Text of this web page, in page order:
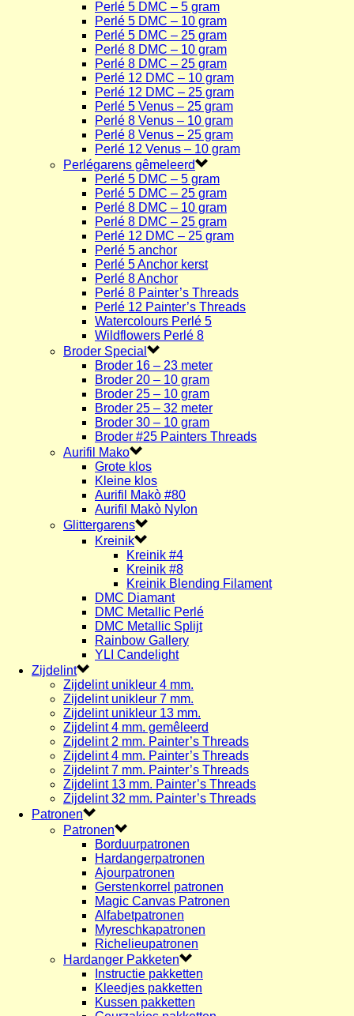
Perlé 5 DMC – 5 gram
Perlé 5 DMC – 10 gram
Perlé 5 DMC – 25 gram
Perlé 8 DMC – 10 gram
Perlé 8 DMC – 25 gram
Perlé 12 DMC – 10 gram
Perlé 12 DMC – 25 gram
Perlé 5 Venus – 25 gram
Perlé 8 Venus – 10 gram
Perlé 8 Venus – 25 gram
Perlé 12 Venus – 10 gram
Perlégarens gêmeleerd
Perlé 5 DMC – 5 gram
Perlé 5 DMC – 25 gram
Perlé 8 DMC – 10 gram
Perlé 8 DMC – 25 gram
Perlé 12 DMC – 25 gram
Perlé 5 anchor
Perlé 5 Anchor kerst
Perlé 8 Anchor
Perlé 8 Painter’s Threads
Perlé 12 Painter’s Threads
Watercolours Perlé 5
Wildflowers Perlé 8
Broder Special
Broder 16 – 23 meter
Broder 20 – 10 gram
Broder 25 – 10 gram
Broder 25 – 32 meter
Broder 30 – 10 gram
Broder #25 Painters Threads
Aurifil Mako
Grote klos
Kleine klos
Aurifil Makò #80
Aurifil Makò Nylon
Glittergarens
Kreinik
Kreinik #4
Kreinik #8
Kreinik Blending Filament
DMC Diamant
DMC Metallic Perlé
DMC Metallic Splijt
Rainbow Gallery
YLI Candelight
Zijdelint
Zijdelint unikleur 4 mm.
Zijdelint unikleur 7 mm.
Zijdelint unikleur 13 mm.
Zijdelint 4 mm. gemêleerd
Zijdelint 2 mm. Painter’s Threads
Zijdelint 4 mm. Painter’s Threads
Zijdelint 7 mm. Painter’s Threads
Zijdelint 13 mm. Painter’s Threads
Zijdelint 32 mm. Painter’s Threads
Patronen
Patronen
Borduurpatronen
Hardangerpatronen
Ajourpatronen
Gerstenkorrel patronen
Magic Canvas Patronen
Alfabetpatronen
Myreschkapatronen
Richelieupatronen
Hardanger Pakketen
Instructie pakketten
Kleedjes pakketten
Kussen pakketten